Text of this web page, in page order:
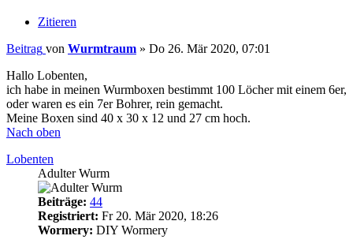
Zitieren
Beitrag von Wurmtraum » Do 26. Mär 2020, 07:01
Hallo Lobenten,
ich habe in meinen Wurmboxen bestimmt 100 Löcher mit einem 6er,
oder waren es ein 7er Bohrer, rein gemacht.
Meine Boxen sind 40 x 30 x 12 und 27 cm hoch.
Nach oben
Lobenten
Adulter Wurm
Beiträge: 44
Registriert: Fr 20. Mär 2020, 18:26
Wormery: DIY Wormery